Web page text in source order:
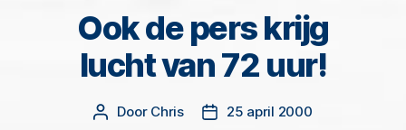
Categorieën
Ook de pers krijg
lucht van 72 uur!
Berichtauteur
Door Chris Berichtdatum
25 april 2000